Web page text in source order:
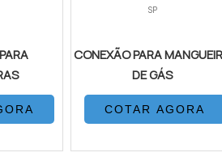
SP
CONEXÃO PARA
DE GÁS
COTAR AGORA